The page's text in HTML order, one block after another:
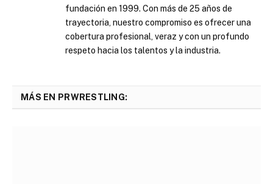
fundación en 1999. Con más de 25 años de
trayectoria, nuestro compromiso es ofrecer una
cobertura profesional, veraz y con un profundo
respeto hacia los talentos y la industria.
MÁS EN PRWRESTLING: